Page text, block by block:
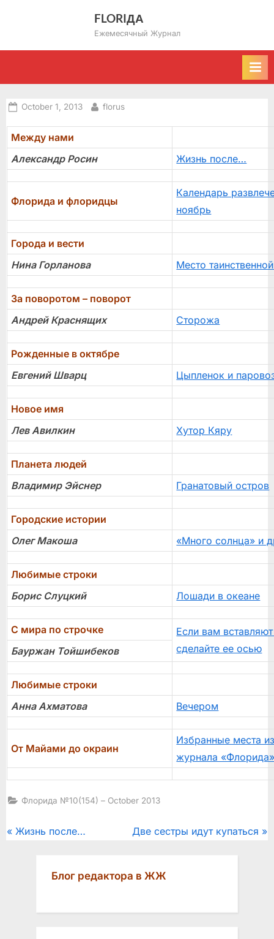
FLORIДА
Ежемесячный Журнал
Posted
October 1, 2013 By
florus
Между нами
Александр Росин
Жизнь после…
Флорида и флоридцы
Календарь
ноябрь
Города и вести
Нина Горланова
Место
За поворотом – поворот
Андрей Краснящих
Сторожа
Рожденные в октябре
Евгений Шварц
Цыпленок и
Новое имя
Лев Авилкин
Хутор Кяру
Планета людей
Владимир Эйснер
Гранатовый остров
Городские истории
Олег Макоша
«Много солнца» и
Любимые строки
Борис Слуцкий
Лошади в океане
С мира по строчке
Если вам
сделайте ее осью
Бауржан Тойшибеков
Любимые строки
Анна Ахматова
Вечером
От Майами до окраин
Избранные места
журнала
Флорида №10(154) – October 2013
Post
P
Жизнь после…
N
t
o
Две сестры идут купаться
Блог редактора в ЖЖ